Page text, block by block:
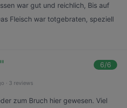
war gut und reichlich, Bis auf
Fleisch war totgebraten, speziell
" 6/6
· 3 reviews
zum Bruch hier gewesen. Viel